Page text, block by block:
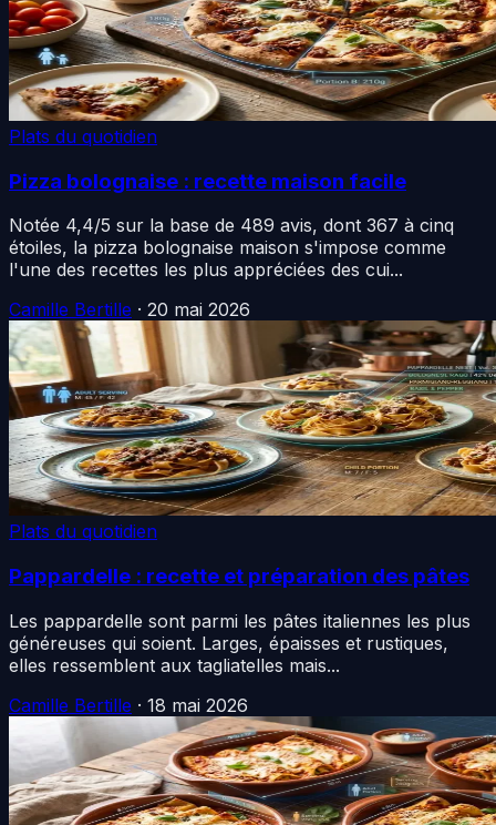
Plats du quotidien
Pizza bolognaise : recette maison facile
Notée 4,4/5 sur la base de 489 avis, dont 367 à cinq
étoiles, la pizza bolognaise maison s'impose comme
l'une des recettes les plus appréciées des cui...
Camille Bertille · 20 mai 2026
Plats du quotidien
Pappardelle : recette et préparation des pâtes
Les pappardelle sont parmi les pâtes italiennes les plus
généreuses qui soient. Larges, épaisses et rustiques,
elles ressemblent aux tagliatelles mais...
Camille Bertille · 18 mai 2026